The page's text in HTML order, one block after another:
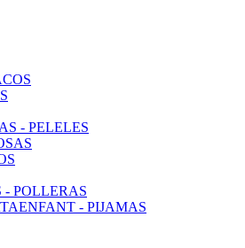
- PELELES
- POLLERAS
- PIJAMAS